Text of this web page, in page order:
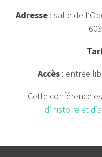
Adresse: salle de
Accès : entrée
Cette conférence
d’histoire et